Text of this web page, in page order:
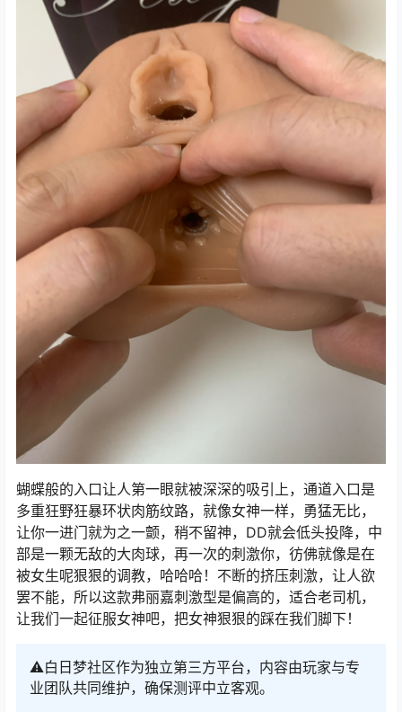
蝴蝶般的入口让人第一眼就被深深的吸引上，通道入口是
多重狂野狂暴环状肉筋纹路，就像女神一样，勇猛无比，
让你一进门就为之一颤，稍不留神，DD就会低头投降，中
部是一颗无敌的大肉球，再一次的刺激你，彷佛就像是在
被女生呢狠狠的调教，哈哈哈！不断的挤压刺激，让人欲
罢不能，所以这款弗丽嘉刺激型是偏高的，适合老司机，
让我们一起征服女神吧，把女神狠狠的踩在我们脚下！
⚠️白日梦社区作为独立第三方平台，内容由玩家与专
业团队共同维护，确保测评中立客观。